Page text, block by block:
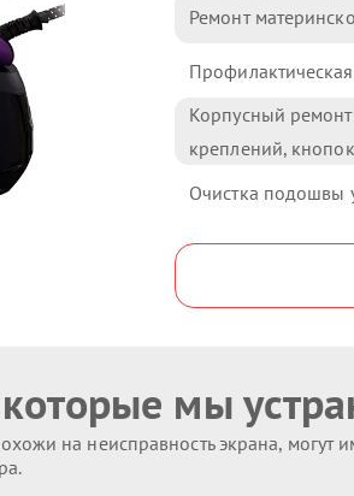
Ремонт
Профилактическая
Корпусный
креплений,
Очистка подошвы
мы
на неисправность экрана,